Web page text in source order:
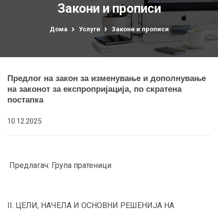
Закони и прописи
Дома Услуги Закони и прописи
Предлог на закон за изменување и дополнување
на законот за експропријација, по скратена
постапка
10.12.2025
Предлагач: Група пратеници
II. ЦЕЛИ, НАЧЕЛА И ОСНОВНИ РЕШЕНИЈА НА